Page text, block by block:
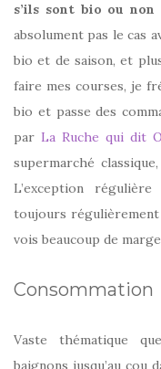
s’ils sont bio ou non
absolument pas le cas
bio et de saison, et
faire mes courses, je
bio et passe des
par La Ruche qui dit
supermarché
L’exception
toujours régulièrement
vois beaucoup de
Consommation
Vaste thématique
baignons jusqu’au cou